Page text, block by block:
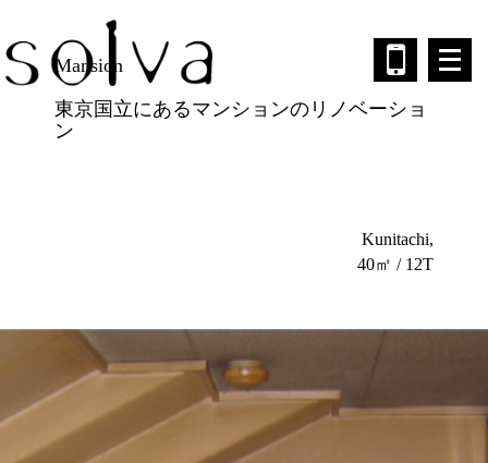
メ
ニ
ュ
Mansion
東京国立にあるマンションのリノベーショ
ン
Kunitachi
40㎡ / 12T